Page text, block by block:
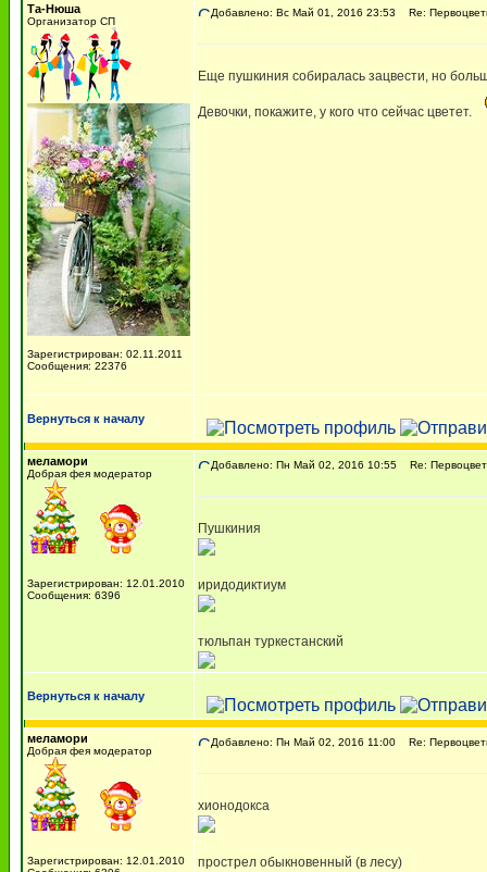
Та-Нюша
Организатор СП
Зарегистрирован: 02.11.2011
Сообщения: 22376
Добавлено: Вс Май 01, 2016 23:53 Re:
Еще пушкиния собиралась зацвести, но
Девочки, покажите, у кого что сейчас цветет.
Вернуться к началу
меламори
Добрая фея модератор
Зарегистрирован: 12.01.2010
Сообщения: 6396
Добавлено: Пн Май 02, 2016 10:55 Re:
Пушкиния
иридодиктиум
тюльпан туркестанский
Вернуться к началу
меламори
Добрая фея модератор
Зарегистрирован: 12.01.2010
Добавлено: Пн Май 02, 2016 11:00 Re:
хионодокса
прострел обыкновенный (в лесу)